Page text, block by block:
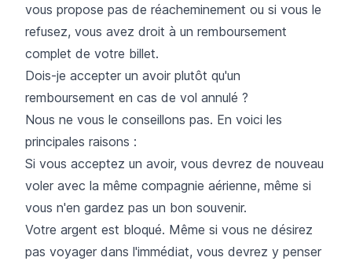
vous propose pas de réacheminement ou si vous le
refusez, vous avez droit à un remboursement
complet de votre billet.
Dois-je accepter un avoir plutôt qu'un
remboursement en cas de vol annulé ?
Nous ne vous le conseillons pas. En voici les
principales raisons :
Si vous acceptez un avoir, vous devrez de nouveau
voler avec la même compagnie aérienne, même si
vous n'en gardez pas un bon souvenir.
Votre argent est bloqué. Même si vous ne désirez
pas voyager dans l'immédiat, vous devrez y penser